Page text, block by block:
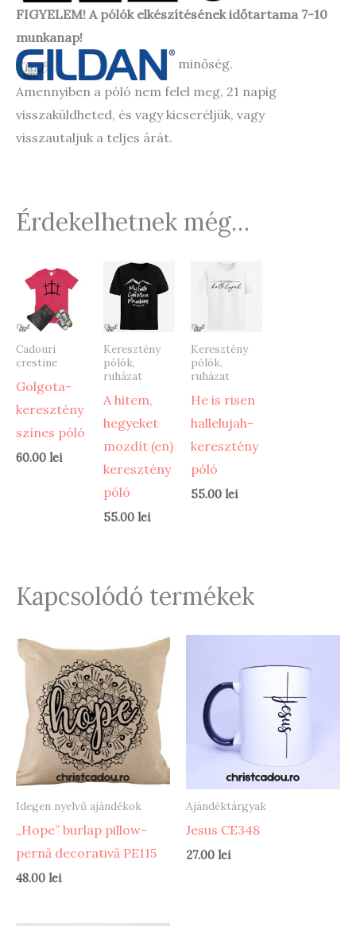
FIGYELEM! A pólók elkészítésének időtartama 7-10
munkanap!
minőség.
Amennyiben a póló nem felel meg, 21 napig
visszaküldheted, és vagy kicseréljük, vagy
visszautaljuk a teljes árát.
Érdekelhetnek még…
Cadouri
crestine
Golgota-
keresztény
színes póló
60.00 lei
Keresztény
pólók,
ruházat
A hitem,
hegyeket
mozdít (en)
keresztény
póló
55.00 lei
Keresztény
pólók,
ruházat
He is risen
hallelujah-
keresztény
póló
55.00 lei
Kapcsolódó termékek
Idegen nyelvű ajándékok
„Hope” burlap pillow-
pernă decorativă PE115
48.00 lei
Ajándéktárgyak
Jesus CE348
27.00 lei